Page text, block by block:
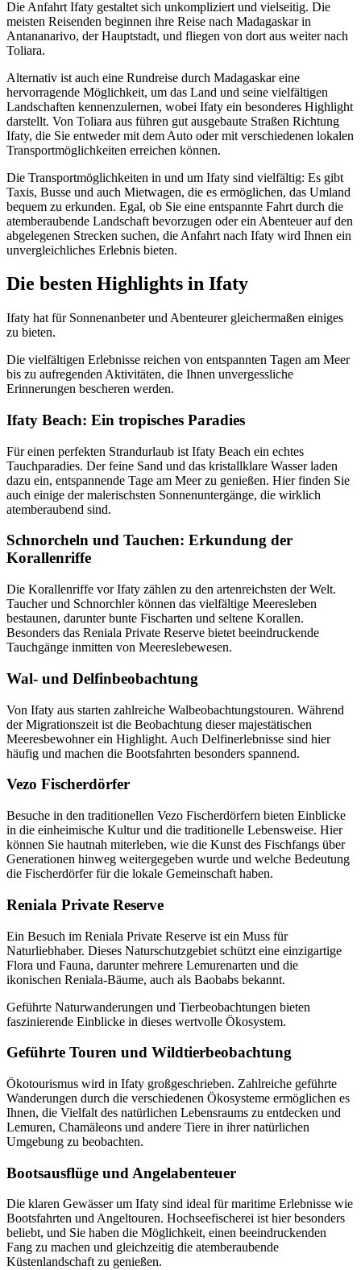
Die Anfahrt Ifaty gestaltet sich unkompliziert und vielseitig. Die
meisten Reisenden beginnen ihre Reise nach Madagaskar in
Antananarivo, der Hauptstadt, und fliegen von dort aus weiter nach
Toliara.
Alternativ ist auch eine Rundreise durch Madagaskar eine
hervorragende Möglichkeit, um das Land und seine vielfältigen
Landschaften kennenzulernen, wobei Ifaty ein besonderes Highlight
darstellt. Von Toliara aus führen gut ausgebaute Straßen Richtung
Ifaty, die Sie entweder mit dem Auto oder mit verschiedenen lokalen
Transportmöglichkeiten erreichen können.
Die Transportmöglichkeiten in und um Ifaty sind vielfältig: Es gibt
Taxis, Busse und auch Mietwagen, die es ermöglichen, das Umland
bequem zu erkunden. Egal, ob Sie eine entspannte Fahrt durch die
atemberaubende Landschaft bevorzugen oder ein Abenteuer auf den
abgelegenen Strecken suchen, die Anfahrt nach Ifaty wird Ihnen ein
unvergleichliches Erlebnis bieten.
Die besten Highlights in Ifaty
Ifaty hat für Sonnenanbeter und Abenteurer gleichermaßen einiges
zu bieten.
Die vielfältigen Erlebnisse reichen von entspannten Tagen am Meer
bis zu aufregenden Aktivitäten, die Ihnen unvergessliche
Erinnerungen bescheren werden.
Ifaty Beach: Ein tropisches Paradies
Für einen perfekten Strandurlaub ist Ifaty Beach ein echtes
Tauchparadies. Der feine Sand und das kristallklare Wasser laden
dazu ein, entspannende Tage am Meer zu genießen. Hier finden Sie
auch einige der malerischsten Sonnenuntergänge, die wirklich
atemberaubend sind.
Schnorcheln und Tauchen: Erkundung der
Korallenriffe
Die Korallenriffe vor Ifaty zählen zu den artenreichsten der Welt.
Taucher und Schnorchler können das vielfältige Meeresleben
bestaunen, darunter bunte Fischarten und seltene Korallen.
Besonders das Reniala Private Reserve bietet beeindruckende
Tauchgänge inmitten von Meereslebewesen.
Wal- und Delfinbeobachtung
Von Ifaty aus starten zahlreiche Walbeobachtungstouren. Während
der Migrationszeit ist die Beobachtung dieser majestätischen
Meeresbewohner ein Highlight. Auch Delfinerlebnisse sind hier
häufig und machen die Bootsfahrten besonders spannend.
Vezo Fischerdörfer
Besuche in den traditionellen Vezo Fischerdörfern bieten Einblicke
in die einheimische Kultur und die traditionelle Lebensweise. Hier
können Sie hautnah miterleben, wie die Kunst des Fischfangs über
Generationen hinweg weitergegeben wurde und welche Bedeutung
die Fischerdörfer für die lokale Gemeinschaft haben.
Reniala Private Reserve
Ein Besuch im Reniala Private Reserve ist ein Muss für
Naturliebhaber. Dieses Naturschutzgebiet schützt eine einzigartige
Flora und Fauna, darunter mehrere Lemurenarten und die
ikonischen Reniala-Bäume, auch als Baobabs bekannt.
Geführte Naturwanderungen und Tierbeobachtungen bieten
faszinierende Einblicke in dieses wertvolle Ökosystem.
Geführte Touren und Wildtierbeobachtung
Ökotourismus wird in Ifaty großgeschrieben. Zahlreiche geführte
Wanderungen durch die verschiedenen Ökosysteme ermöglichen es
Ihnen, die Vielfalt des natürlichen Lebensraums zu entdecken und
Lemuren, Chamäleons und andere Tiere in ihrer natürlichen
Umgebung zu beobachten.
Bootsausflüge und Angelabenteuer
Die klaren Gewässer um Ifaty sind ideal für maritime Erlebnisse wie
Bootsfahrten und Angeltouren. Hochseefischerei ist hier besonders
beliebt, und Sie haben die Möglichkeit, einen beeindruckenden
Fang zu machen und gleichzeitig die atemberaubende
Küstenlandschaft zu genießen.